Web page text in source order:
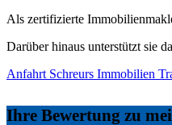
Als zertifizierte
Darüber hinaus unterstützt sie
Anfahrt Schreurs Immobilien
Ihre Bewertung zu